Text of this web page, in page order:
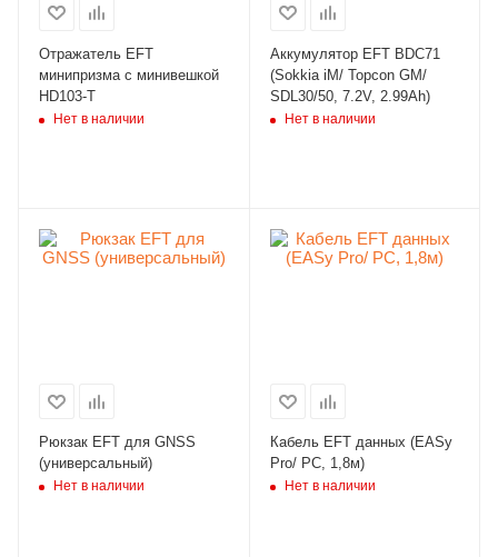
Отражатель EFT
минипризма с минивешкой
HD103-T
Нет в наличии
Аккумулятор EFT BDC71
(Sokkia iM/ Topcon GM/
SDL30/50, 7.2V, 2.99Ah)
Нет в наличии
Рюкзак EFT для GNSS
(универсальный)
Нет в наличии
Кабель EFT данных (EASy
Pro/ PC, 1,8м)
Нет в наличии